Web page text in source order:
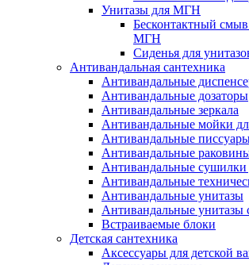
Унитазы для МГН
Бесконтактный смыв
МГН
Сиденья для
Антивандальная сантехника
Антивандальные
Антивандальные дозаторы
Антивандальные зеркала
Антивандальные мойки
Антивандальные
Антивандальные
Антивандальные сушилки
Антивандальные
Антивандальные унитазы
Антивандальные унитазы
Встраиваемые блоки
Детская сантехника
Аксессуары для детской